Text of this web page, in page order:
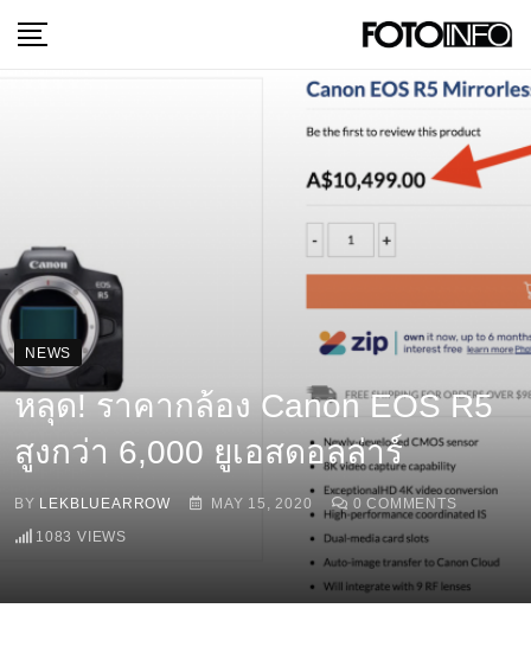
NEWS
หลุด! ราคากล้อง Canon EOS R5
สูงกว่า 6,000 ยูเอสดอลล่าร์
BY LEKBLUEARROW MAY 15, 2020 0 COMMENTS
1083 VIEWS